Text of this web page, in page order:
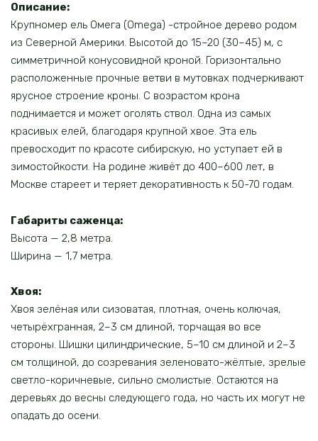
Описание:
Крупномер ель Омега (Omega) -cтройное дерево родом
из Северной Америки. Высотой до 15–20 (30–45) м, с
симметричной конусовидной кроной. Горизонтально
расположенные прочные ветви в мутовках подчеркивают
ярусное строение кроны. С возрастом крона
поднимается и может оголять ствол. Одна из самых
красивых елей, благодаря крупной хвое. Эта ель
превосходит по красоте сибирскую, но уступает ей в
зимостойкости. На родине живёт до 400–600 лет, в
Москве стареет и теряет декоративность к 50-70 годам.
Габариты саженца:
Высота — 2,8 метра.
Ширина — 1,7 метра.
Хвоя:
Хвоя зелёная или сизоватая, плотная, очень колючая,
четырёхгранная, 2–3 см длиной, торчащая во все
стороны. Шишки цилиндрические, 5–10 см длиной и 2–3
см толщиной, до созревания зеленовато-жёлтые, зрелые
светло-коричневые, сильно смолистые. Остаются на
деревьях до весны следующего года, но часть их могут не
опадать до осени.